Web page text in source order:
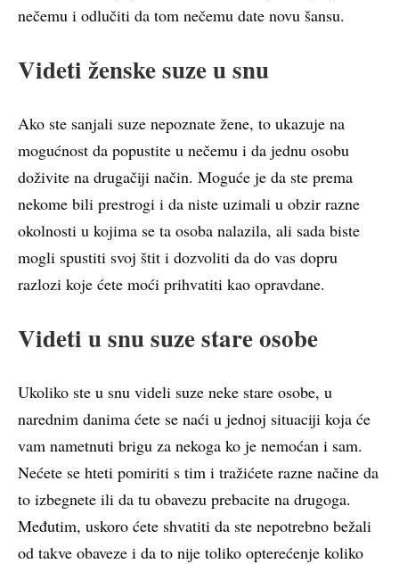
nečemu i odlučiti da tom nečemu date novu šansu.
Videti ženske suze u snu
Ako ste sanjali suze nepoznate žene, to ukazuje na
mogućnost da popustite u nečemu i da jednu osobu
doživite na drugačiji način. Moguće je da ste prema
nekome bili prestrogi i da niste uzimali u obzir razne
okolnosti u kojima se ta osoba nalazila, ali sada biste
mogli spustiti svoj štit i dozvoliti da do vas dopru
razlozi koje ćete moći prihvatiti kao opravdane.
Videti u snu suze stare osobe
Ukoliko ste u snu videli suze neke stare osobe, u
narednim danima ćete se naći u jednoj situaciji koja će
vam nametnuti brigu za nekoga ko je nemoćan i sam.
Nećete se hteti pomiriti s tim i tražićete razne načine da
to izbegnete ili da tu obavezu prebacite na drugoga.
Međutim, uskoro ćete shvatiti da ste nepotrebno bežali
od takve obaveze i da to nije toliko opterećenje koliko